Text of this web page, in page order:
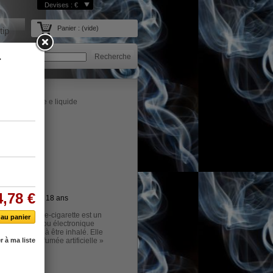
et le e liquide
au mois de 18 ans
ou e-cigarette est un
ou électronique
destiné à être inhalé. Elle
» ou « fumée artificielle »
à la fumée produite
Devises : €
Panier : (vide)
Recherche